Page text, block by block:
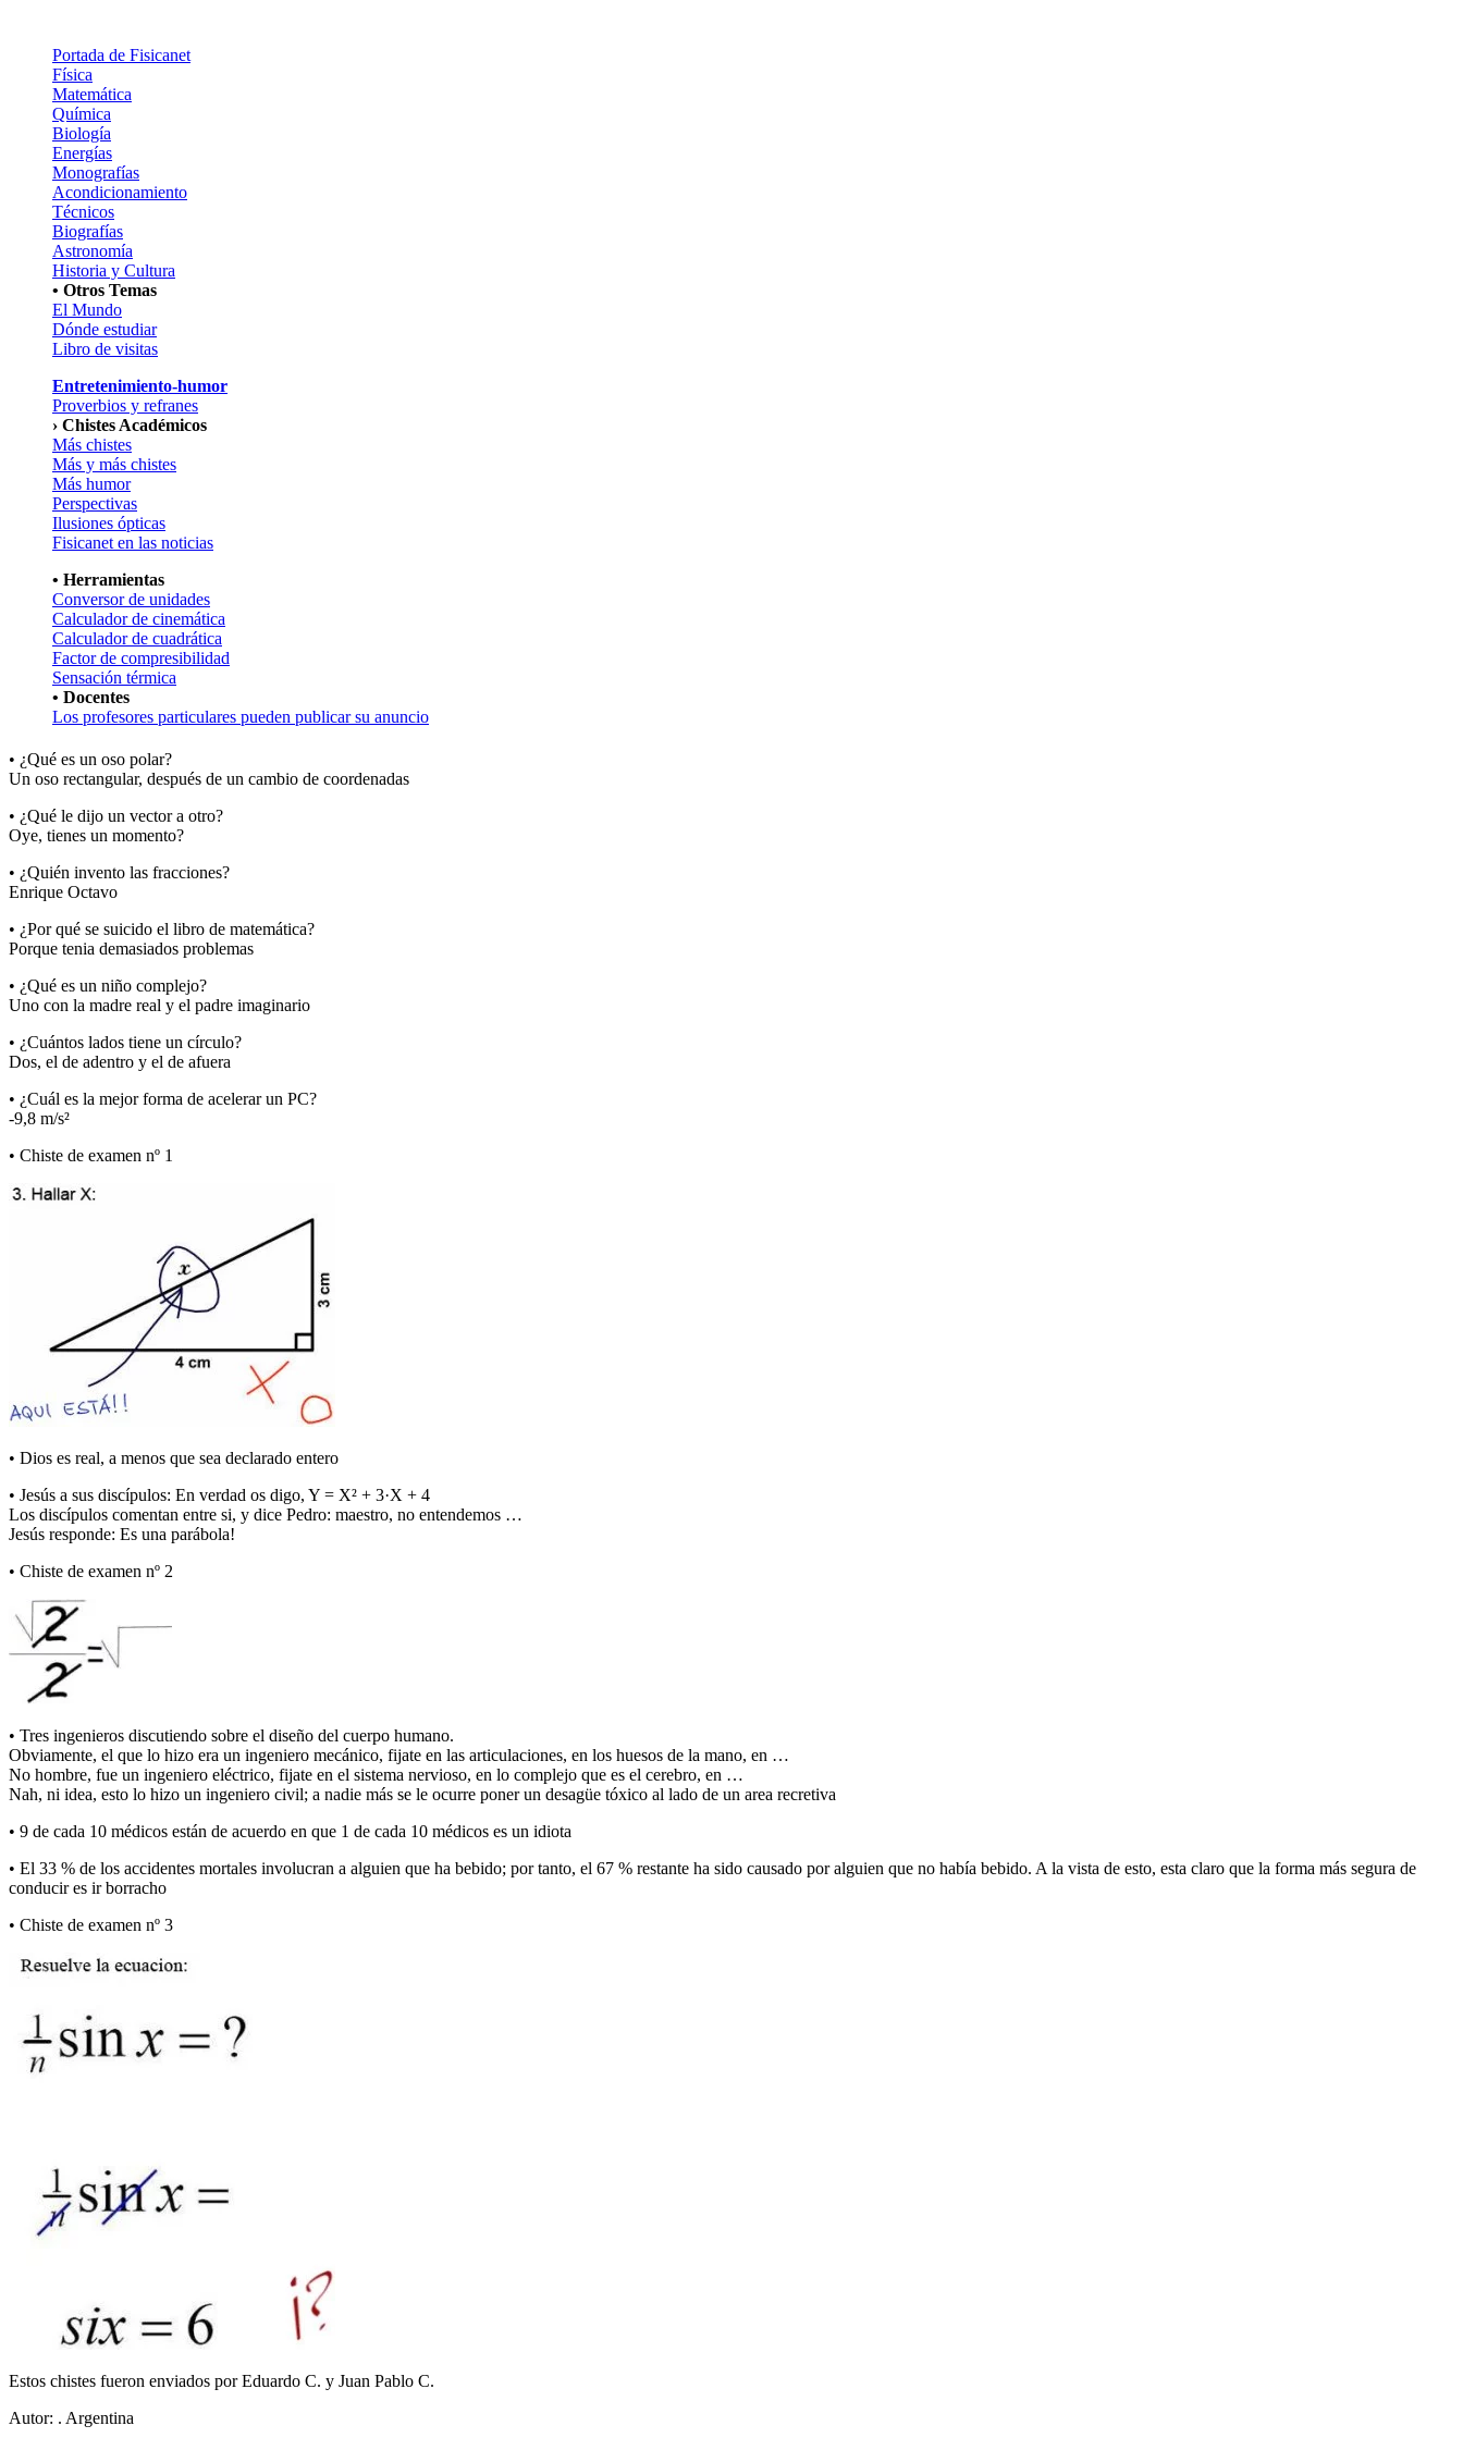
Portada de Fisicanet
Física
Matemática
Química
Biología
Energías
Monografías
Acondicionamiento
Técnicos
Biografías
Astronomía
Historia y Cultura
• Otros Temas
El Mundo
Dónde estudiar
Libro de visitas
Entretenimiento-humor
Proverbios y refranes
› Chistes Académicos
Más chistes
Más y más chistes
Más humor
Perspectivas
Ilusiones ópticas
Fisicanet en las noticias
• Herramientas
Conversor de unidades
Calculador de cinemática
Calculador de cuadrática
Factor de compresibilidad
Sensación térmica
• Docentes
Los profesores particulares pueden publicar su anuncio
• ¿Qué es un oso polar?
Un oso rectangular, después de un cambio de coordenadas
• ¿Qué le dijo un vector a otro?
Oye, tienes un momento?
• ¿Quién invento las fracciones?
Enrique Octavo
• ¿Por qué se suicido el libro de matemática?
Porque tenia demasiados problemas
• ¿Qué es un niño complejo?
Uno con la madre real y el padre imaginario
• ¿Cuántos lados tiene un círculo?
Dos, el de adentro y el de afuera
• ¿Cuál es la mejor forma de acelerar un PC?
-9,8 m/s²
• Chiste de examen nº 1
• Dios es real, a menos que sea declarado entero
• Jesús a sus discípulos: En verdad os digo, Y = X² + 3·X + 4
Los discípulos comentan entre si, y dice Pedro: maestro, no entendemos …
Jesús responde: Es una parábola!
• Chiste de examen nº 2
• Tres ingenieros discutiendo sobre el diseño del cuerpo humano.
Obviamente, el que lo hizo era un ingeniero mecánico, fijate en las articulaciones, en los huesos de la mano, en …
No hombre, fue un ingeniero eléctrico, fijate en el sistema nervioso, en lo complejo que es el cerebro, en …
Nah, ni idea, esto lo hizo un ingeniero civil; a nadie más se le ocurre poner un desagüe tóxico al lado de un area recretiva
• 9 de cada 10 médicos están de acuerdo en que 1 de cada 10 médicos es un idiota
• El 33 % de los accidentes mortales involucran a alguien que ha bebido; por tanto, el 67 % restante ha sido causado por alguien que no había bebido. A la vista de esto, esta claro que la forma más segura de
conducir es ir borracho
• Chiste de examen nº 3
Estos chistes fueron enviados por Eduardo C. y Juan Pablo C.
Autor: . Argentina